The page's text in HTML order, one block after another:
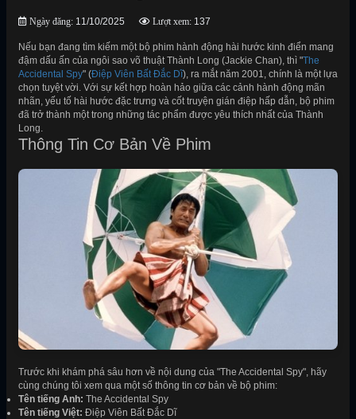
Ngày đăng: 11/10/2025 Lượt xem: 137
Nếu bạn đang tìm kiếm một bộ phim hành động hài hước kinh điển mang
đậm dấu ấn của ngôi sao võ thuật Thành Long (Jackie Chan), thì "The
Accidental Spy" (Điệp Viên Bất Đắc Dĩ), ra mắt năm 2001, chính là một lựa
chọn tuyệt vời. Với sự kết hợp hoàn hảo giữa các cảnh hành động mãn
nhãn, yếu tố hài hước đặc trưng và cốt truyện gián điệp hấp dẫn, bộ phim
đã trở thành một trong những tác phẩm được yêu thích nhất của Thành
Long.
Thông Tin Cơ Bản Về Phim
Trước khi khám phá sâu hơn về nội dung của "The Accidental Spy", hãy
cùng chúng tôi xem qua một số thông tin cơ bản về bộ phim:
Tên tiếng Anh: The Accidental Spy
Tên tiếng Việt: Điệp Viên Bất Đắc Dĩ